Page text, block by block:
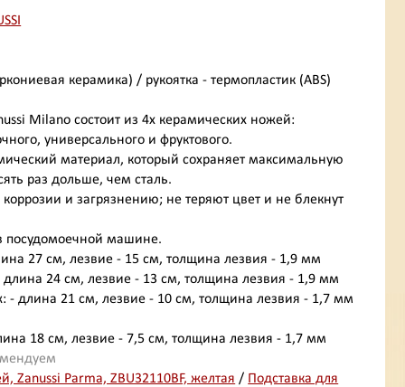
керамика) / рукоятка - термопластик (ABS)
Milano состоит из 4х керамических ножей:
универсального и фруктового.
материал, который сохраняет максимальную
раз дольше, чем сталь.
и загрязнению; не теряют цвет и не блекнут
машине.
27 см, лезвие - 15 см, толщина лезвия - 1,9 мм
24 см, лезвие - 13 см, толщина лезвия - 1,9 мм
- длина 21 см, лезвие - 10 см, толщина лезвия - 1,7 мм
18 см, лезвие - 7,5 см, толщина лезвия - 1,7 мм
Zanussi Parma, ZBU32110BF, желтая / Подставка для